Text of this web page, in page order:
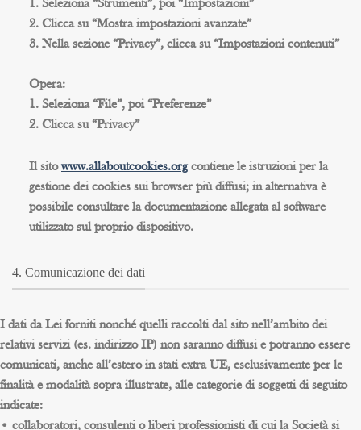
1. Seleziona “Strumenti”, poi “Impostazioni”
2. Clicca su “Mostra impostazioni avanzate”
3. Nella sezione “Privacy”, clicca su “Impostazioni contenuti”
Opera:
1. Seleziona “File”, poi “Preferenze”
2. Clicca su “Privacy”
Il sitowww.allaboutcookies.orgcontiene le istruzioni per la
gestione dei cookies sui browser più diffusi; in alternativa è
possibile consultare la documentazione allegata al software
utilizzato sul proprio dispositivo.
4. Comunicazione dei dati
I dati da Lei forniti nonché quelli raccolti dal sito nell’ambito dei
relativi servizi (es. indirizzo IP) non saranno diffusi e potranno essere
comunicati, anche all’estero in stati extra UE, esclusivamente per le
finalità e modalità sopra illustrate, alle categorie di soggetti di seguito
indicate:
• collaboratori, consulenti o liberi professionisti di cui la Società si